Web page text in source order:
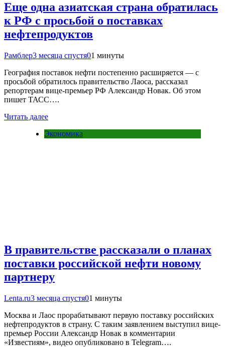
Еще одна азиатская страна обратилась
к РФ с просьбой о поставках
нефтепродуктов
Рамблер3 месяца спустя01 минуты
География поставок нефти постепенно расширяется — с
просьбой обратилось правительство Лаоса, рассказал
репортерам вице-премьер РФ Александр Новак. Об этом
пишет ТАСС….
Читать далее
Экономика
В правительстве рассказали о планах
поставки российской нефти новому
партнеру
Lenta.ru3 месяца спустя01 минуты
Москва и Лаос прорабатывают первую поставку российских
нефтепродуктов в страну. С таким заявлением выступил вице-
премьер России Александр Новак в комментарии
«Известиям», видео опубликовано в Telegram….